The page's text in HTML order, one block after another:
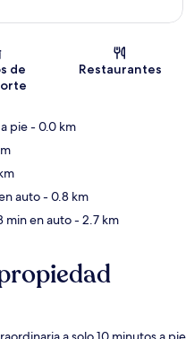
de
Restaurantes
pie- 0.0 km
auto- 0.8 km
min en auto- 2.7 km